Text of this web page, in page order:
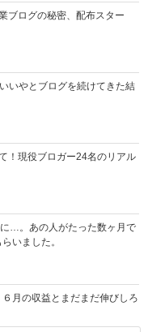
ブログの秘密、配布スター
いやとブログを続けてきた結
！現役ブロガー24名のリアル
…。あの人がたった数ヶ月で
いました。
月の収益とまだまだ伸びしろ